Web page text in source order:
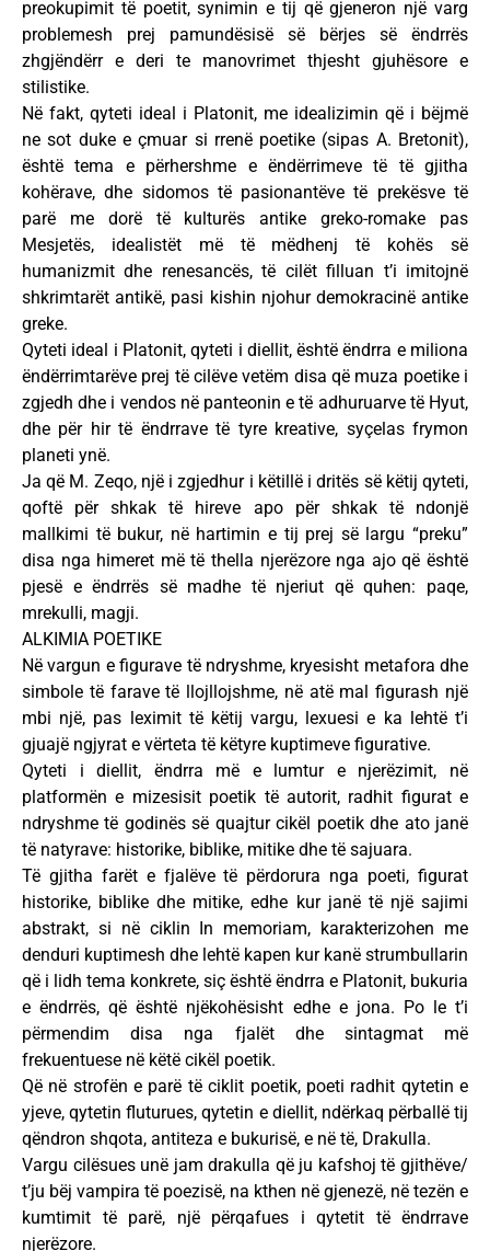
preokupimit të poetit, synimin e tij që gjeneron një varg
problemesh prej pamundësisë së bërjes së ëndrrës
zhgjëndërr e deri te manovrimet thjesht gjuhësore e
stilistike.
Në fakt, qyteti ideal i Platonit, me idealizimin që i bëjmë
ne sot duke e çmuar si rrenë poetike (sipas A. Bretonit),
është tema e përhershme e ëndërrimeve të të gjitha
kohërave, dhe sidomos të pasionantëve të prekësve të
parë me dorë të kulturës antike greko-romake pas
Mesjetës, idealistët më të mëdhenj të kohës së
humanizmit dhe renesancës, të cilët filluan t’i imitojnë
shkrimtarët antikë, pasi kishin njohur demokracinë antike
greke.
Qyteti ideal i Platonit, qyteti i diellit, është ëndrra e miliona
ëndërrimtarëve prej të cilëve vetëm disa që muza poetike i
zgjedh dhe i vendos në panteonin e të adhuruarve të Hyut,
dhe për hir të ëndrrave të tyre kreative, syçelas frymon
planeti ynë.
Ja që M. Zeqo, një i zgjedhur i këtillë i dritës së këtij qyteti,
qoftë për shkak të hireve apo për shkak të ndonjë
mallkimi të bukur, në hartimin e tij prej së largu “preku”
disa nga himeret më të thella njerëzore nga ajo që është
pjesë e ëndrrës së madhe të njeriut që quhen: paqe,
mrekulli, magji.
ALKIMIA POETIKE
Në vargun e figurave të ndryshme, kryesisht metafora dhe
simbole të farave të llojllojshme, në atë mal figurash një
mbi një, pas leximit të këtij vargu, lexuesi e ka lehtë t’i
gjuajë ngjyrat e vërteta të këtyre kuptimeve figurative.
Qyteti i diellit, ëndrra më e lumtur e njerëzimit, në
platformën e mizesisit poetik të autorit, radhit figurat e
ndryshme të godinës së quajtur cikël poetik dhe ato janë
të natyrave: historike, biblike, mitike dhe të sajuara.
Të gjitha farët e fjalëve të përdorura nga poeti, figurat
historike, biblike dhe mitike, edhe kur janë të një sajimi
abstrakt, si në ciklin In memoriam, karakterizohen me
denduri kuptimesh dhe lehtë kapen kur kanë strumbullarin
që i lidh tema konkrete, siç është ëndrra e Platonit, bukuria
e ëndrrës, që është njëkohësisht edhe e jona. Po le t’i
përmendim disa nga fjalët dhe sintagmat më
frekuentuese në këtë cikël poetik.
Që në strofën e parë të ciklit poetik, poeti radhit qytetin e
yjeve, qytetin fluturues, qytetin e diellit, ndërkaq përballë tij
qëndron shqota, antiteza e bukurisë, e në të, Drakulla.
Vargu cilësues unë jam drakulla që ju kafshoj të gjithëve/
t’ju bëj vampira të poezisë, na kthen në gjenezë, në tezën e
kumtimit të parë, një përqafues i qytetit të ëndrrave
njerëzore.